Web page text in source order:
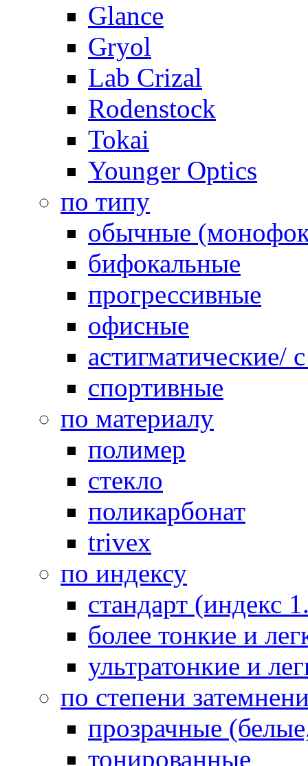
Glance
Gryol
Lab Crizal
Rodenstock
Tokai
Younger Optics
по типу
обычные
бифокальные
прогрессивные
офисные
астигматические/
спортивные
по материалу
полимер
стекло
поликарбонат
trivex
по индексу
стандарт (индекс
более тонкие и
ультратонкие и
по степени
прозрачные
тонированные